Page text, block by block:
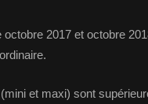
2017 et octobre
et maxi) sont